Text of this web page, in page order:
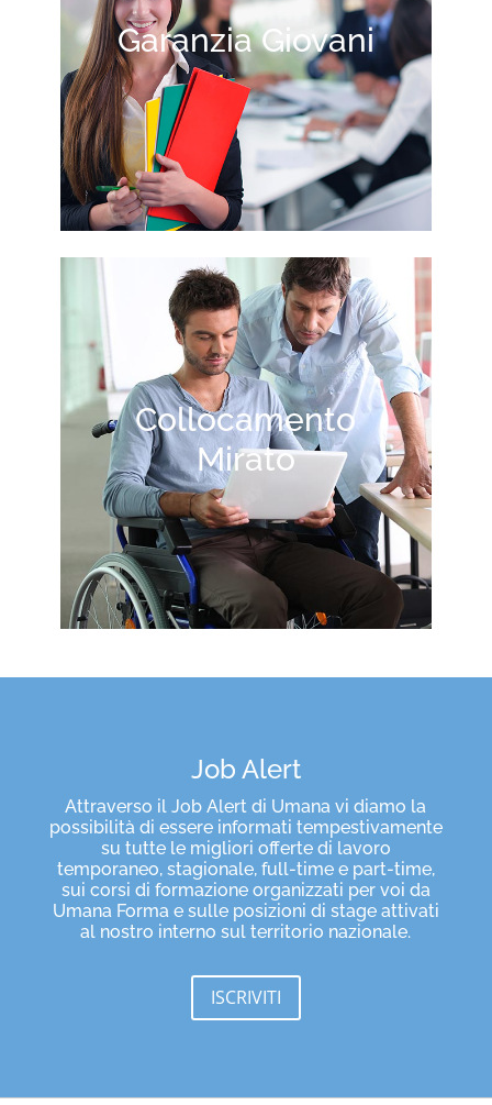
Garanzia Giovani
Collocamento
Mirato
Job Alert
Attraverso il Job Alert di Umana vi diamo la
possibilità di essere informati tempestivamente
su tutte le migliori offerte di lavoro
temporaneo, stagionale, full-time e part-time,
sui corsi di formazione organizzati per voi da
Umana Forma e sulle posizioni di stage attivati
al nostro interno sul territorio nazionale.
ISCRIVITI